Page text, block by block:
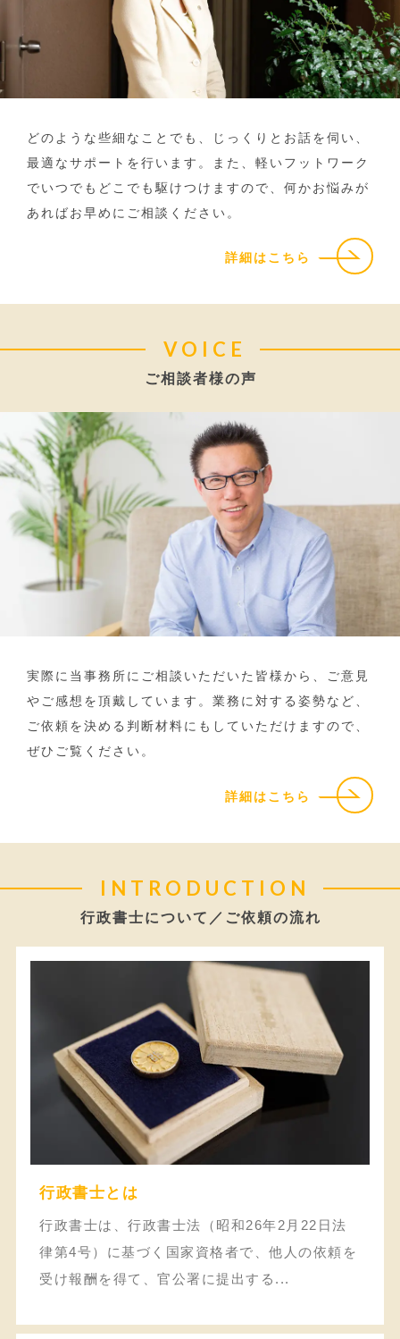
どのような些細なことでも、じっくりとお話を伺い、
最適なサポートを行います。また、軽いフットワーク
でいつでもどこでも駆けつけますので、何かお悩みが
あればお早めにご相談ください。
詳細はこちら
VOICE
ご相談者様の声
実際に当事務所にご相談いただいた皆様から、ご意見
やご感想を頂戴しています。業務に対する姿勢など、
ご依頼を決める判断材料にもしていただけますので、
ぜひご覧ください。
詳細はこちら
INTRODUCTION
行政書士について／ご依頼の流れ
行政書士とは
行政書士は、行政書士法（昭和26年2月22日法
律第4号）に基づく国家資格者で、他人の依頼を
受け報酬を得て、官公署に提出する...